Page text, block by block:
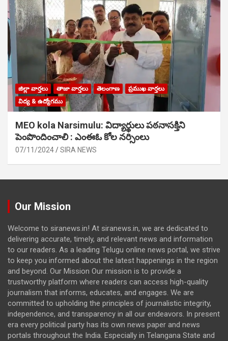
జిల్లా వార్తలు తాజా వార్తలు తెలంగాణ
ప్రముఖ వార్తలు
విద్య & ఉద్యోగము
MEO kola Narsimulu: విద్యార్థులు పఠ‌నాసక్తిని
పెంపొందించాలి : ఎంఈఓ కోల నర్సింలు
07/11/2024 SIRA NEWS
Our Mission
Welcome to siranews.in! At siranews.in, we are dedicated to
delivering accurate, timely, and relevant news and information
to our readers. As a leading Telugu online news portal, we strive
to keep you informed about the latest happenings in the region
and beyond. Our Mission Our mission is to provide a
trustworthy platform where readers can access high-quality
journalism that informs, educates, and engages. We are
committed to upholding the principles of journalistic integrity,
independence, and transparency in all our endeavors. In present
era every political party has its own news paper and news
portals throughout the India. Especially in Telangana State and